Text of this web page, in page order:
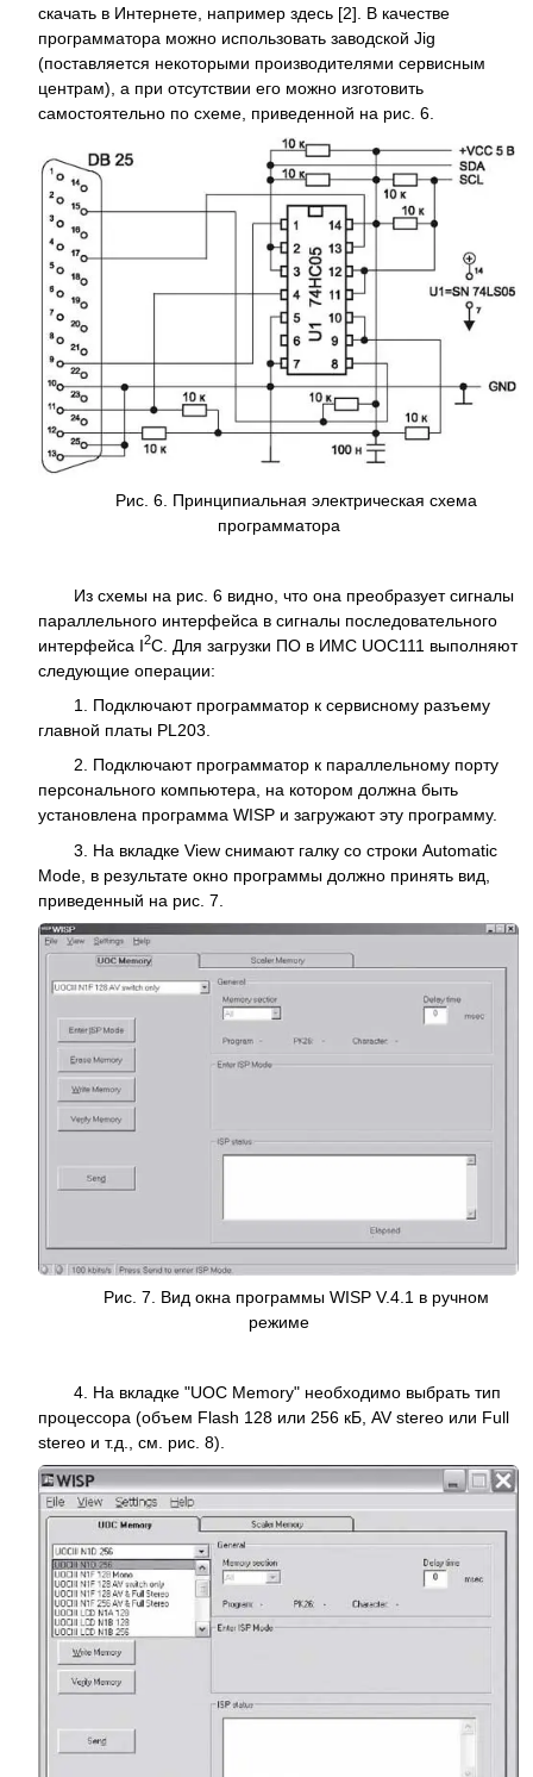
скачать в Интернете, например здесь [2]. В качестве
программатора можно использовать заводской Jig
(поставляется некоторыми производителями сервисным
центрам), а при отсутствии его можно изготовить
самостоятельно по схеме, приведенной на рис. 6.
Рис. 6. Принципиальная электрическая схема
программатора
Из схемы на рис. 6 видно, что она преобразует сигналы
параллельного интерфейса в сигналы последовательного
интерфейса I2C. Для загрузки ПО в ИМС UOC111 выполняют
следующие операции:
1. Подключают программатор к сервисному разъему
главной платы PL203.
2. Подключают программатор к параллельному порту
персонального компьютера, на котором должна быть
установлена программа WISP и загружают эту программу.
3. На вкладке View снимают галку со строки Automatic
Mode, в результате окно программы должно принять вид,
приведенный на рис. 7.
Рис. 7. Вид окна программы WISP V.4.1 в ручном
режиме
4. На вкладке "UOC Memory" необходимо выбрать тип
процессора (объем Flash 128 или 256 кБ, AV stereo или Full
stereo и т.д., см. рис. 8).